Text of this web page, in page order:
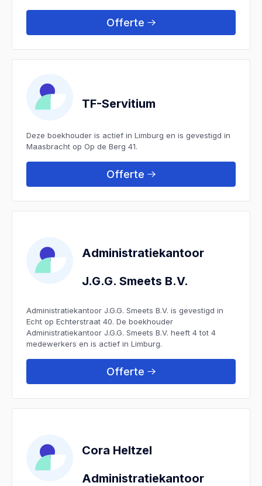
Offerte
TF-Servitium
Deze boekhouder is actief in Limburg en is gevestigd in
Maasbracht op Op de Berg 41.
Offerte
Administratiekantoor
J.G.G. Smeets B.V.
Administratiekantoor J.G.G. Smeets B.V. is gevestigd in
Echt op Echterstraat 40. De boekhouder
Administratiekantoor J.G.G. Smeets B.V. heeft 4 tot 4
medewerkers en is actief in Limburg.
Offerte
Cora Heltzel
Administratiekantoor